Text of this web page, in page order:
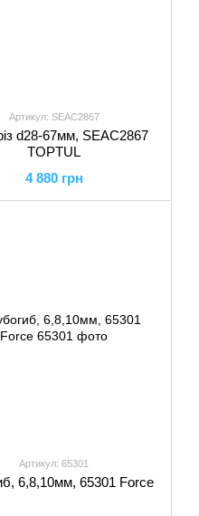
Артикул: SEAC2867
d28-67мм, SEAC2867
TOPTUL
4 880 грн
Артикул: 65301
6,8,10мм, 65301 Force